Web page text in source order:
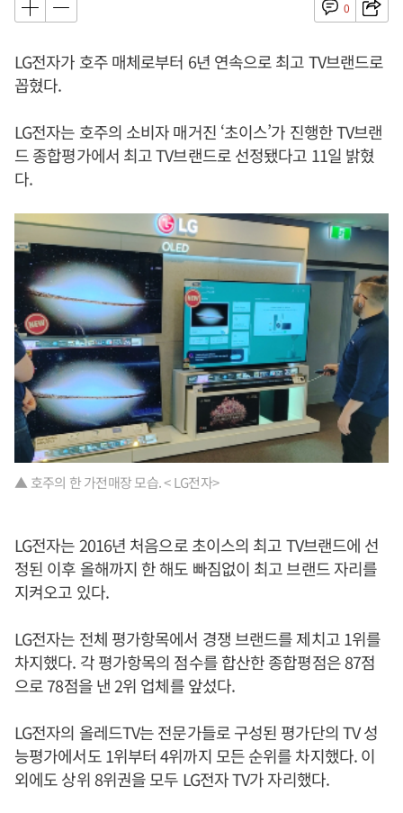
0
LG전자가 호주 매체로부터 6년 연속으로 최고 TV브랜드로
꼽혔다.
LG전자는 호주의 소비자 매거진 ‘초이스’가 진행한 TV브랜
드 종합평가에서 최고 TV브랜드로 선정됐다고 11일 밝혔
다.
▲ 호주의 한 가전매장 모습. < LG전자>
LG전자는 2016년 처음으로 초이스의 최고 TV브랜드에 선
정된 이후 올해까지 한 해도 빠짐없이 최고 브랜드 자리를
지켜오고 있다.
LG전자는 전체 평가항목에서 경쟁 브랜드를 제치고 1위를
차지했다. 각 평가항목의 점수를 합산한 종합평점은 87점
으로 78점을 낸 2위 업체를 앞섰다.
LG전자의 올레드TV는 전문가들로 구성된 평가단의 TV 성
능평가에서도 1위부터 4위까지 모든 순위를 차지했다. 이
외에도 상위 8위권을 모두 LG전자 TV가 자리했다.